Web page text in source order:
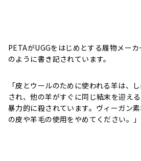
PETAがUGGをはじめとする履物メー
のように書き記されています。
「皮とウールのために使われる羊は、
され、他の羊がすぐに同じ結末を迎える
暴力的に殺されています。ヴィーガン
の皮や羊毛の使用をやめてください。」